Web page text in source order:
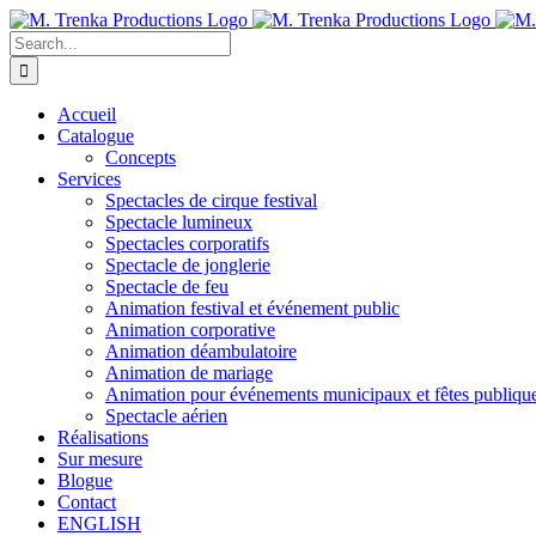
Skip
to
content
Search
for:
Accueil
Catalogue
Concepts
Services
Spectacles de cirque festival
Spectacle lumineux
Spectacles corporatifs
Spectacle de jonglerie
Spectacle de feu
Animation festival et événement public
Animation corporative
Animation déambulatoire
Animation de mariage
Animation pour événements municipaux et fêtes
Spectacle aérien
Réalisations
Sur mesure
Blogue
Contact
ENGLISH